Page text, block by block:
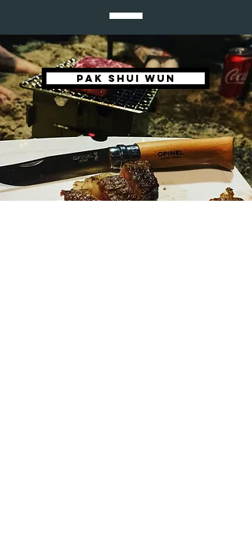
PAK SHUI WUN